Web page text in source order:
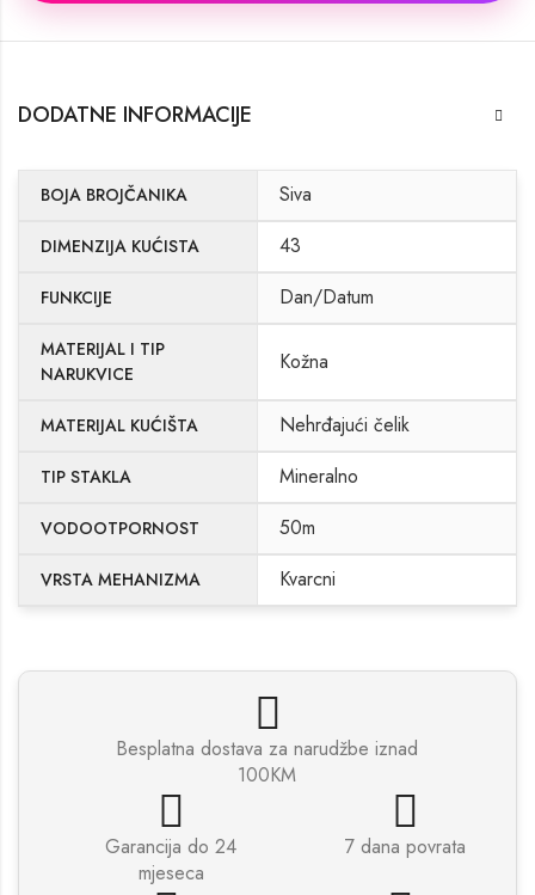
DODATNE INFORMACIJE
BOJA BROJČANIKA Siva
DIMENZIJA KUĆISTA 43
FUNKCIJE Dan/Datum
MATERIJAL I TIP
NARUKVICE
Kožna
MATERIJAL KUĆIŠTA Nehrđajući čelik
TIP STAKLA Mineralno
VODOOTPORNOST 50m
VRSTA MEHANIZMA Kvarcni
Besplatna dostava za narudžbe iznad
100KM
Garancija do 24
mjeseca
7 dana povrata